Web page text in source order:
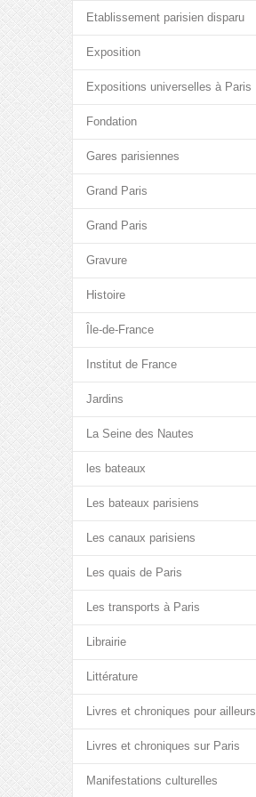
Etablissement parisien disparu
Exposition
Expositions universelles à Paris
Fondation
Gares parisiennes
Grand Paris
Grand Paris
Gravure
Histoire
Île-de-France
Institut de France
Jardins
La Seine des Nautes
les bateaux
Les bateaux parisiens
Les canaux parisiens
Les quais de Paris
Les transports à Paris
Librairie
Littérature
Livres et chroniques pour ailleurs
Livres et chroniques sur Paris
Manifestations culturelles